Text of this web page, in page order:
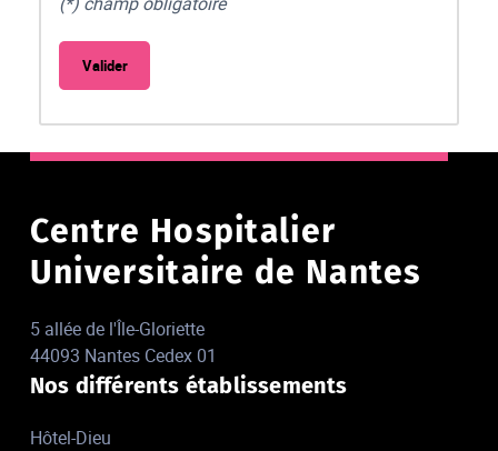
Centre Hospitalier
Universitaire de Nantes
5 allée de l'Île-Gloriette
44093 Nantes Cedex 01
Nos différents établissements
Hôtel-Dieu